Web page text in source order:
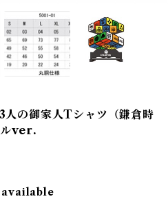
人の御家人Tシャツ（鎌倉時
ver.